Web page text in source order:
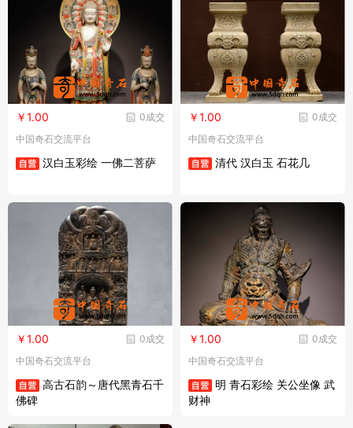
0成交
￥1.00
中国奇石交流平台
汉白玉彩绘 一佛二菩萨
0成交
￥1.00
中国奇石交流平台
清代 汉白玉 石花几
0成交
￥1.00
中国奇石交流平台
高古石韵～唐代黑青石千
佛碑
0成交
￥1.00
中国奇石交流平台
明 青石彩绘 关公坐像 武
财神